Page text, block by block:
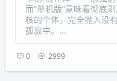
而“单机版”意味着彻底
核的个体，完全抛入没
孤寂中。...
0 2999